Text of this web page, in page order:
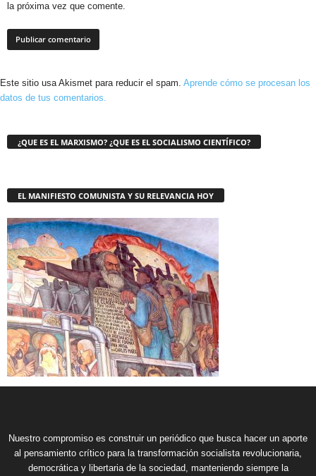
la próxima vez que comente.
Este sitio usa Akismet para reducir el spam. Aprende cómo se procesan los
datos de tus comentarios.
¿QUE ES EL MARXISMO? ¿QUE ES EL SOCIALISMO CIENTÍFICO?
EL MANIFIESTO COMUNISTA Y SU RELEVANCIA HOY
Nuestro compromiso es construir un periódico que busca hacer un aporte
al pensamiento crítico para la transformación socialista revolucionaria,
democrática y libertaria de la sociedad, manteniendo siempre la